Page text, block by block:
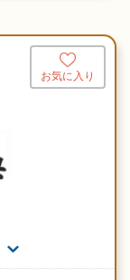
お気に入り